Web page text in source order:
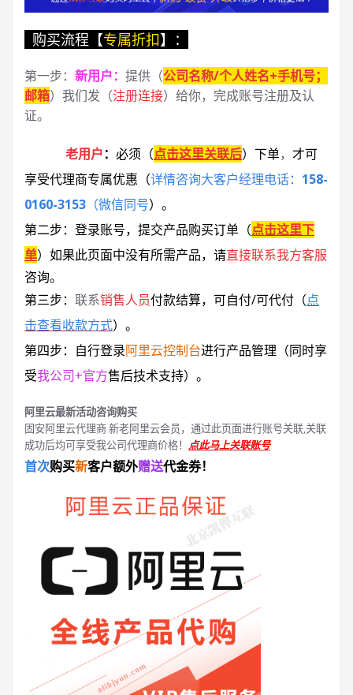
购买流程【专属折扣】：
第一步： 新用户： 提供（公司名称/个人姓名+手机号；
邮箱）我们发（注册连接）给你，完成账号注册及认
证。
老用户： 必须 （点击这里关联后） 下单， 才可
享受代理商专属优惠 （详情咨询大客户经理电话： 158-
0160-3153 （微信同号） 。
第二步：登录账号，提交产品购买订单（点击这里下
单） 如果此页面中没有所需产品，请直接联系我方客服
咨询。
第三步： 联系销售人员付款结算，可自付/可代付（点
击查看收款方式）。
第四步：自行登录阿里云控制台进行产品管理（同时享
受我公司+官方售后技术支持）。
阿里云最新活动咨询购买
固安阿里云代理商 新老阿里云会员，通过此页面进行账号关联,关联
成功后均可享受我公司代理商价格！ 点此马上关联账号
首次购买新客户额外赠送代金券！